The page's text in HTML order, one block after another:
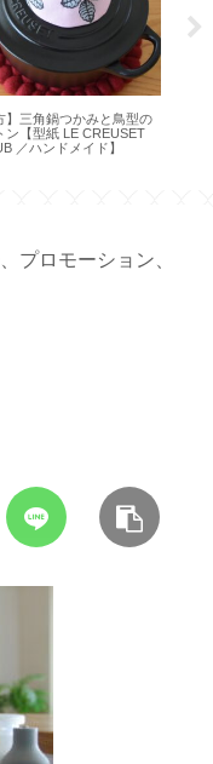
印良品】取り外して洗えるテ
が便利！帽子の汚れ防止テー
プロモーション、